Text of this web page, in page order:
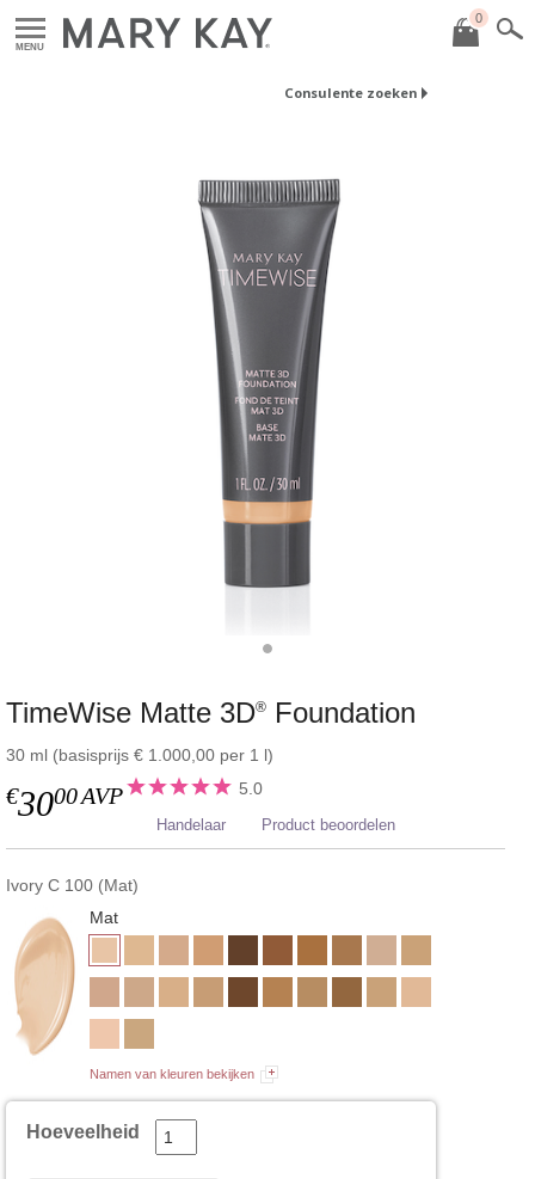
MENU
0
Consulente zoeken
TimeWise Matte 3D® Foundation
30 ml (basisprijs € 1.000,00 per 1 l)
€3000AVP 5.0
Handelaar Product beoordelen
Ivory C 100 (Mat)
Mat
Namen van kleuren bekijken
Hoeveelheid